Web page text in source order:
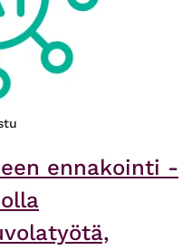
ennakointi -